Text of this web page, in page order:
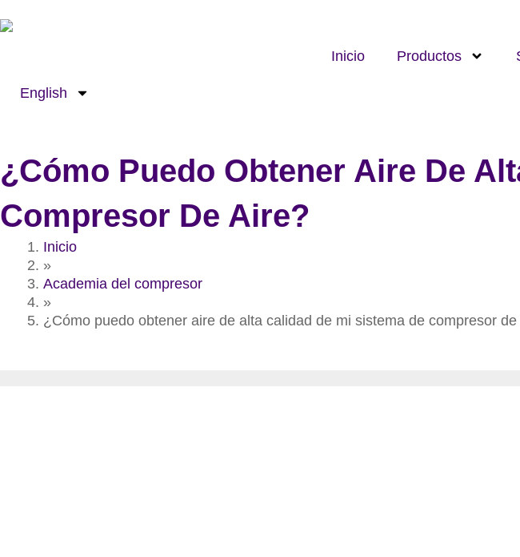
al
Inicio Productos
English
¿Cómo Puedo Obtener Aire De
Compresor De Aire?
Inicio
»
Academia del compresor
»
¿Cómo puedo obtener aire de alta calidad de mi sistema de compresor